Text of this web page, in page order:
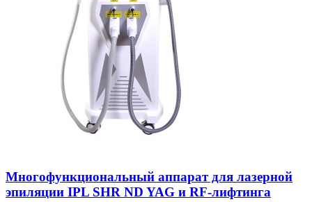
Многофункциональный аппарат для лазерной
эпиляции IPL SHR ND YAG и RF-лифтинга